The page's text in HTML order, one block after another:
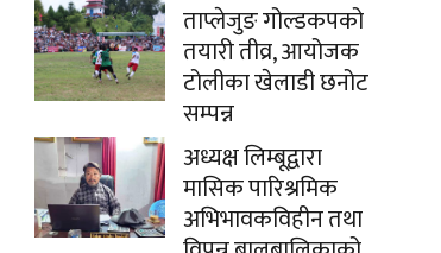
ताप्लेजुङ गोल्डकपको
तयारी तीव्र, आयोजक
टोलीका खेलाडी छनोट
सम्पन्न
अध्यक्ष लिम्बूद्वारा
मासिक पारिश्रमिक
अभिभावकविहीन तथा